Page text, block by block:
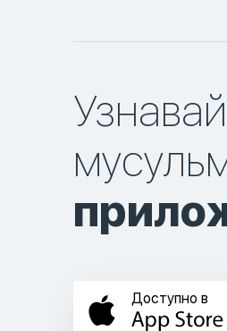
Доступно в